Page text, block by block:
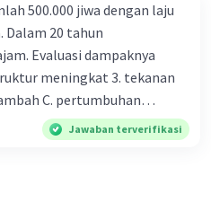
500.000 jiwa dengan laju
Dalam 20 tahun
Evaluasi dampaknya
meningkat 3. tekanan
C. pertumbuhan
panjang D. tidak
penduduk penting
Jawaban terverifikasi